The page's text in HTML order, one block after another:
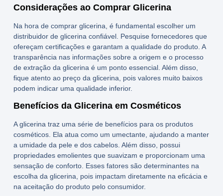
Considerações ao Comprar Glicerina
Na hora de comprar glicerina , é fundamental escolher um
distribuidor de glicerina confiável. Pesquise fornecedores que
ofereçam certificações e garantam a qualidade do produto. A
transparência nas informações sobre a origem e o processo
de extração da glicerina é um ponto essencial. Além disso,
fique atento ao preço da glicerina , pois valores muito baixos
podem indicar uma qualidade inferior.
Benefícios da Glicerina em Cosméticos
A glicerina traz uma série de benefícios para os produtos
cosméticos. Ela atua como um umectante, ajudando a manter
a umidade da pele e dos cabelos. Além disso, possui
propriedades emolientes que suavizam e proporcionam uma
sensação de conforto. Esses fatores são determinantes na
escolha da glicerina, pois impactam diretamente na eficácia e
na aceitação do produto pelo consumidor.